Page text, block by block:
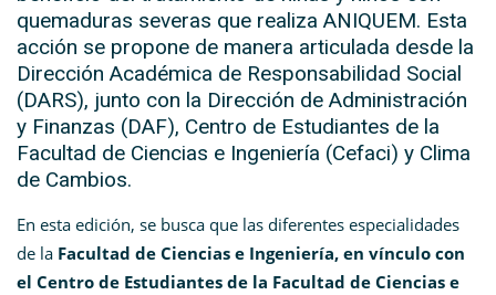
quemaduras severas que realiza ANIQUEM. Esta
acción se propone de manera articulada desde la
Dirección Académica de Responsabilidad Social
(DARS), junto con la Dirección de Administración
y Finanzas (DAF), Centro de Estudiantes de la
Facultad de Ciencias e Ingeniería (Cefaci) y Clima
de Cambios.
En esta edición, se busca que las diferentes especialidades
de la Facultad de Ciencias e Ingeniería, en vínculo con
el Centro de Estudiantes de la Facultad de Ciencias e